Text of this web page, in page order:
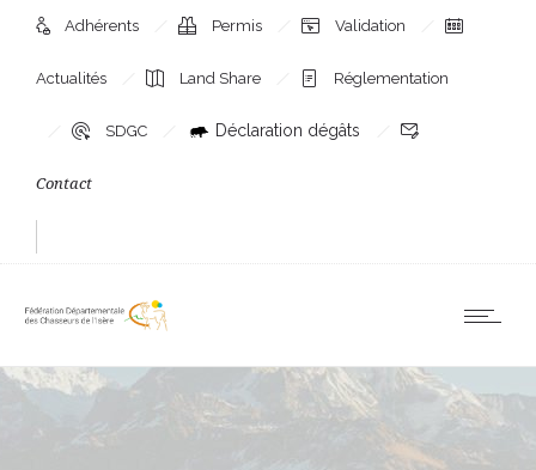
Adhérents Permis Validation
Actualités Land Share Réglementation
SDGC Déclaration dégâts
Contact